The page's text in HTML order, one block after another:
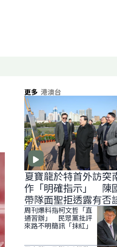
更多 港澳台
夏寶龍於特首外訪突
作「明確指示」 陳
帶隊面聖拒透露有否
「滅赤」
周刊爆料指柯文哲「直
通習辦」 民眾黨批評
來路不明簡訊「抹紅」